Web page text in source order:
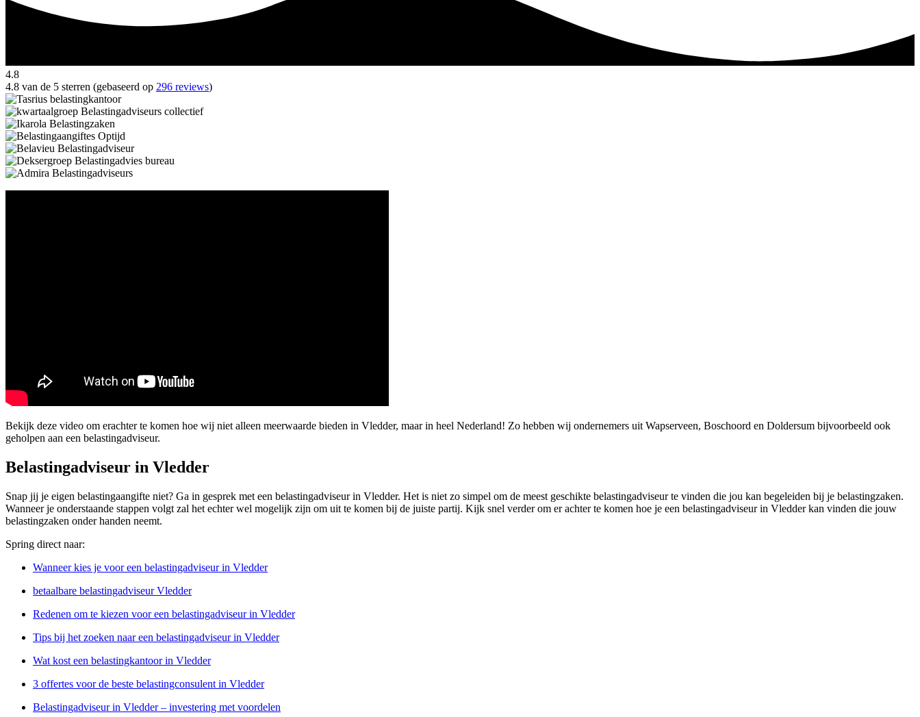
4.8
4.8 van de 5 sterren (gebaseerd op 296 reviews)
Bekijk deze video om erachter te komen hoe wij niet alleen meerwaarde bieden in Vledder, maar in heel Nederland! Zo hebben wij ondernemers uit Wapserveen, Boschoord en Doldersum bijvoorbeeld ook
geholpen aan een belastingadviseur.
Belastingadviseur in Vledder
Snap jij je eigen belastingaangifte niet? Ga in gesprek met een belastingadviseur in Vledder. Het is niet zo simpel om de meest geschikte belastingadviseur te vinden die jou kan begeleiden bij je belastingzaken.
Wanneer je onderstaande stappen volgt zal het echter wel mogelijk zijn om uit te komen bij de juiste partij. Kijk snel verder om er achter te komen hoe je een belastingadviseur in Vledder kan vinden die jouw
belastingzaken onder handen neemt.
Spring direct naar:
Wanneer kies je voor een belastingadviseur in Vledder
betaalbare belastingadviseur Vledder
Redenen om te kiezen voor een belastingadviseur in Vledder
Tips bij het zoeken naar een belastingadviseur in Vledder
Wat kost een belastingkantoor in Vledder
3 offertes voor de beste belastingconsulent in Vledder
Belastingadviseur in Vledder – investering met voordelen